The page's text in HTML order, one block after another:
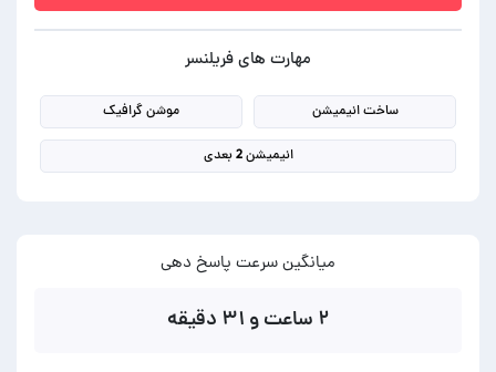
مهارت های فریلنسر
ساخت انیمیشن موشن گرافیک
انیمیشن 2 بعدی
میانگین سرعت پاسخ دهی
۲ ساعت و ۳۱ دقیقه